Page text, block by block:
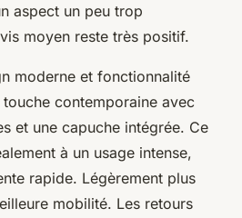
aspect un peu trop
moyen reste très positif.
moderne et fonctionnalité
contemporaine avec
et une capuche intégrée. Ce
à un usage intense,
rapide. Légèrement plus
mobilité. Les retours